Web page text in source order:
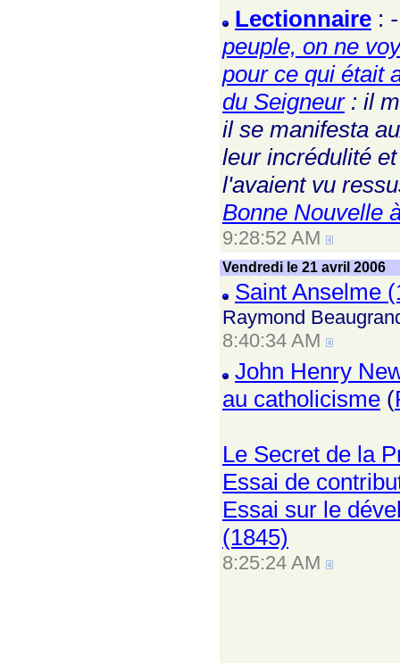
Lectionnaire :
peuple, on ne
pour ce qui était
du Seigneur: il
il se manifesta
leur incrédulité
l'avaient vu
Bonne Nouvelle
9:28:52 AM
Vendredi le 21 avril 2006
Saint Anselme
Raymond
8:40:34 AM
John Henry
au catholicisme (
Le Secret de la
Essai de
Essai sur le
(1845)
8:25:24 AM